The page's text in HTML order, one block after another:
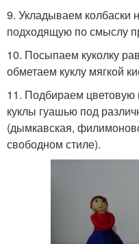
9. Укладываем колбаски
подходящую по смыслу
10. Посыпаем куколку
обметаем куклу мягкой
11. Подбираем цветовую
куклы гуашью под
(дымкавская,
свободном стиле).